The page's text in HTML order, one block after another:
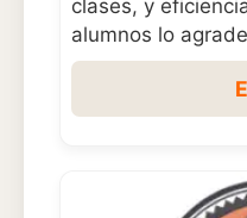
clases, y
alumnos lo